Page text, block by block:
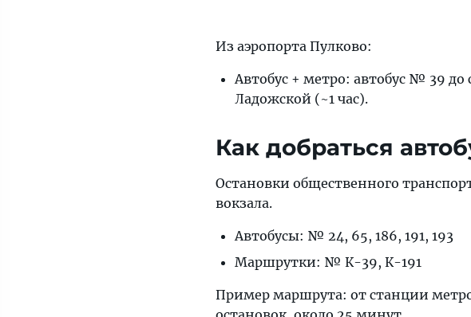
Из аэропорта Пулково:
Автобус + метро: автобус № 39
Ладожской (~1 час).
Как добраться
Остановки общественного
вокзала.
Автобусы: № 24, 65, 186, 191, 193
Маршрутки: № К-39, К-191
Пример маршрута: от станции